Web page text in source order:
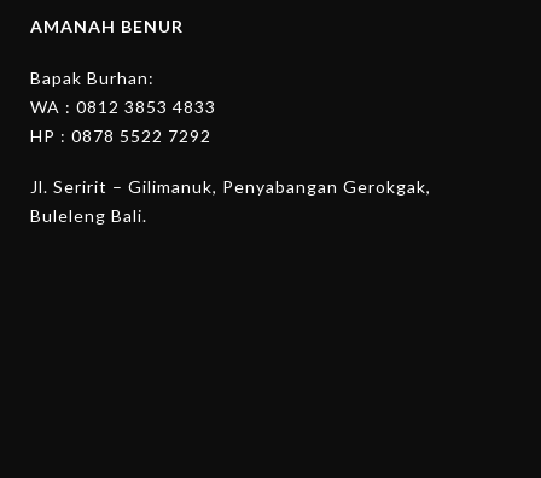
AMANAH BENUR
Bapak Burhan:
WA : 0812 3853 4833
HP : 0878 5522 7292
Jl. Seririt – Gilimanuk, Penyabangan Gerokgak,
Buleleng Bali.